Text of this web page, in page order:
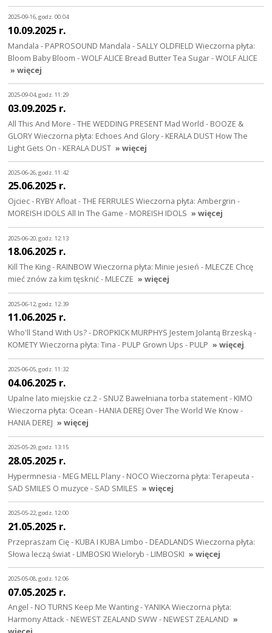
2025-09-16, godz. 00:04
10.09.2025 r.
Mandala - PAPROSOUND Mandala - SALLY OLDFIELD Wieczorna płyta:
Bloom Baby Bloom - WOLF ALICE Bread Butter Tea Sugar - WOLF ALICE
» więcej
2025-09-04, godz. 11:29
03.09.2025 r.
All This And More - THE WEDDING PRESENT Mad World - BOOZE &
GLORY Wieczorna płyta: Echoes And Glory - KERALA DUST How The
Light Gets On - KERALA DUST » więcej
2025-06-26, godz. 11:42
25.06.2025 r.
Ojciec - RYBY Afloat - THE FERRULES Wieczorna płyta: Ambergrin -
MOREISH IDOLS All In The Game - MOREISH IDOLS » więcej
2025-06-20, godz. 12:13
18.06.2025 r.
Kill The King - RAINBOW Wieczorna płyta: Minie jesień - MLECZE Chcę
mieć znów za kim tęsknić - MLECZE » więcej
2025-06-12, godz. 12:39
11.06.2025 r.
Who'll Stand With Us? - DROPKICK MURPHYS Jestem Jolantą Brzeską -
KOMETY Wieczorna płyta: Tina - PULP Grown Ups - PULP » więcej
2025-06-05, godz. 11:32
04.06.2025 r.
Upalne lato miejskie cz.2 - SNUZ Bawełniana torba statement - KIMO
Wieczorna płyta: Ocean - HANIA DEREJ Over The World We Know -
HANIA DEREJ » więcej
2025-05-29, godz. 13:15
28.05.2025 r.
Hypermnesia - MEG MELL Plany - NOCO Wieczorna płyta: Terapeuta -
SAD SMILES O muzyce - SAD SMILES » więcej
2025-05-22, godz. 12:00
21.05.2025 r.
Przepraszam Cię - KUBA I KUBA Limbo - DEADLANDS Wieczorna płyta:
Słowa leczą świat - LIMBOSKI Wieloryb - LIMBOSKI » więcej
2025-05-08, godz. 12:06
07.05.2025 r.
Angel - NO TURNS Keep Me Wanting - YANIKA Wieczorna płyta:
Harmony Attack - NEWEST ZEALAND SWW - NEWEST ZEALAND »